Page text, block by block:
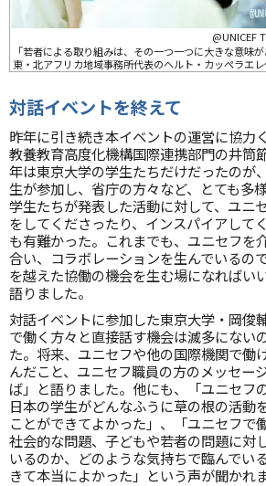
@UNICEF
「若者による取り組みは、その一つ一つに大きな意味
東・北アフリカ地域事務所代表のヘルト・カッペラエ
対話イベントを終えて
昨年に引き続き本イベントの運営に協力
教養教育高度化機構国際連携部門の井筒
年は東京大学の学生たちだけだったのが
生が参加し、省庁の方々など、とても多
学生たちが発表した活動に対して、ユニ
をしてくださったり、インスパイアして
も有難かった。これまでも、ユニセフを
合い、コラボレーションを生んでいるの
を越えた協働の機会を生む場になればい
語りました。
対話イベントに参加した東京大学・岡俊
で働く方々と直接話す機会は滅多にない
た。将来、ユニセフや他の国際機関で働
んだこと、ユニセフ職員の方のメッセー
ば」と語りました。他にも、「ユニセフ
日本の学生がどんなふうに草の根の活動
ことができてよかった」、「ユニセフで
社会的な問題、子どもや若者の問題に対
いるのか、どのような気持ちで臨んでい
きて本当によかった」という声が聞かれ